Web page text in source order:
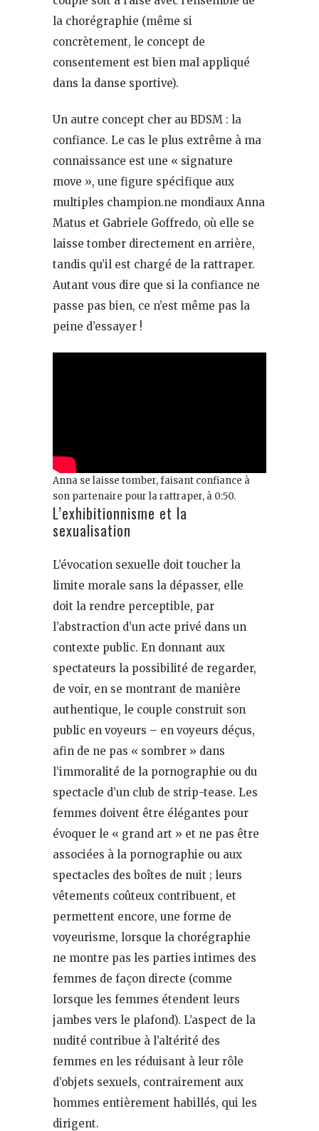
la chorégraphie (même si
concrètement, le concept de
consentement est bien mal appliqué
dans la danse sportive).
Un autre concept cher au BDSM : la
confiance. Le cas le plus extrême à ma
connaissance est une « signature
move », une figure spécifique aux
multiples champion.ne mondiaux Anna
Matus et Gabriele Goffredo, où elle se
laisse tomber directement en arrière,
tandis qu’il est chargé de la rattraper.
Autant vous dire que si la confiance ne
passe pas bien, ce n’est même pas la
peine d’essayer !
Anna se laisse tomber, faisant confiance à
son partenaire pour la rattraper, à 0:50.
L’exhibitionnisme et la
sexualisation
L’évocation sexuelle doit toucher la
limite morale sans la dépasser, elle
doit la rendre perceptible, par
l’abstraction d’un acte privé dans un
contexte public. En donnant aux
spectateurs la possibilité de regarder,
de voir, en se montrant de manière
authentique, le couple construit son
public en voyeurs – en voyeurs déçus,
afin de ne pas « sombrer » dans
l’immoralité de la pornographie ou du
spectacle d’un club de strip-tease. Les
femmes doivent être élégantes pour
évoquer le « grand art » et ne pas être
associées à la pornographie ou aux
spectacles des boîtes de nuit ; leurs
vêtements coûteux contribuent, et
permettent encore, une forme de
voyeurisme, lorsque la chorégraphie
ne montre pas les parties intimes des
femmes de façon directe (comme
lorsque les femmes étendent leurs
jambes vers le plafond). L’aspect de la
nudité contribue à l’altérité des
femmes en les réduisant à leur rôle
d’objets sexuels, contrairement aux
hommes entièrement habillés, qui les
dirigent.